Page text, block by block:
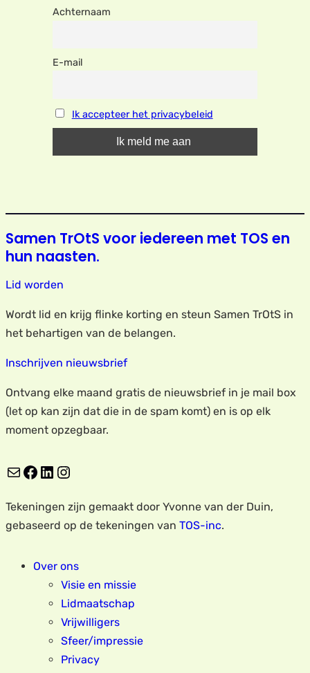
Achternaam
E-mail
Ik accepteer het privacybeleid
Samen TrOtS voor iedereen met TOS en
hun naasten.
Lid worden
Wordt lid en krijg flinke korting en steun Samen TrOtS in
het behartigen van de belangen.
Inschrijven nieuwsbrief
Ontvang elke maand gratis de nieuwsbrief in je mail box
(let op kan zijn dat die in de spam komt) en is op elk
moment opzegbaar.
E-mail Facebook LinkedIn Instagram
Tekeningen zijn gemaakt door Yvonne van der Duin,
gebaseerd op de tekeningen van TOS-inc.
Over ons
Visie en missie
Lidmaatschap
Vrijwilligers
Sfeer/impressie
Privacy